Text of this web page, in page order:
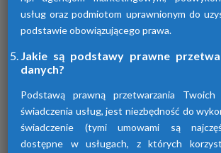
usług oraz podmiotom uprawnionym do
podstawie obowiązującego prawa.
Jakie są podstawy prawne
danych?
Podstawą prawną przetwarzania
świadczenia usług, jest niezbędność do
świadczenie (tymi umowami są
dostępne w usługach, z których